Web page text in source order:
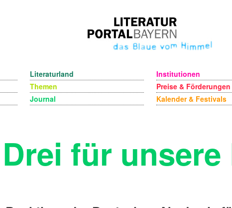
Literaturland
Themen
Journal
Institutionen
Preise & Förderungen
Kalender & Festivals
Drei für unsere